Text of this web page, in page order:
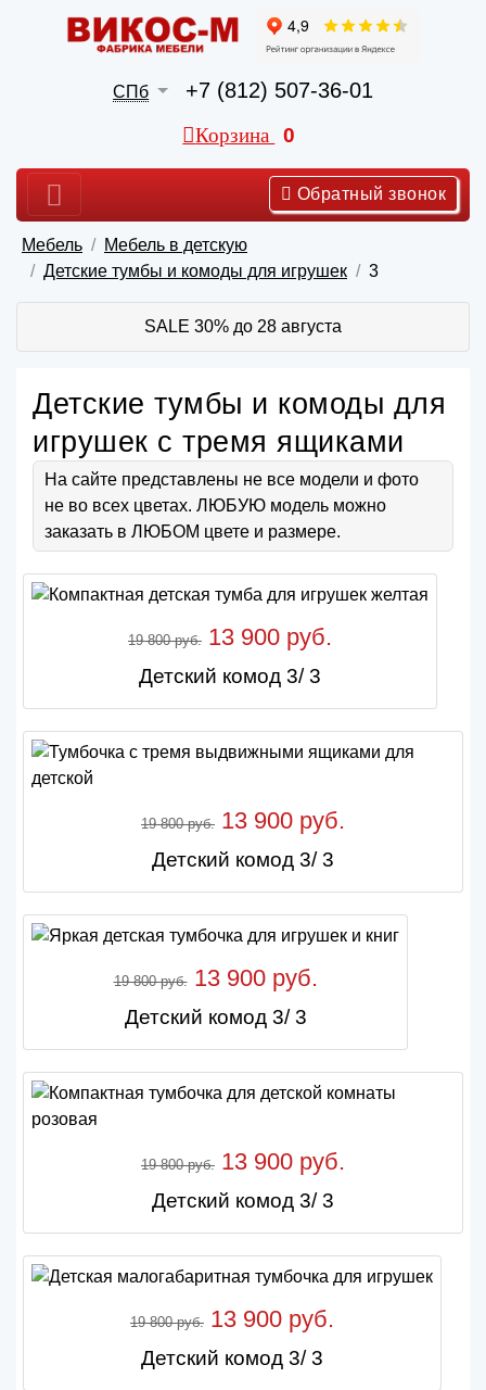
СПб +7 (812) 507-36-01
Корзина 0
Обратный звонок
Мебель
Мебель в детскую
Детские тумбы и комоды для игрушек
3
SALE 30% до 28 августа
Детские тумбы и комоды для
игрушек с тремя ящиками
На сайте представлены не все модели и фото
не во всех цветах. ЛЮБУЮ модель можно
заказать в ЛЮБОМ цвете и размере.
19 800 руб. 13 900 руб.
Детский комод 3/ 3
19 800 руб. 13 900 руб.
Детский комод 3/ 3
19 800 руб.13 900 руб.
Детский комод 3/ 3
19 800 руб. 13 900 руб.
Детский комод 3/ 3
19 800 руб. 13 900 руб.
Детский комод 3/ 3